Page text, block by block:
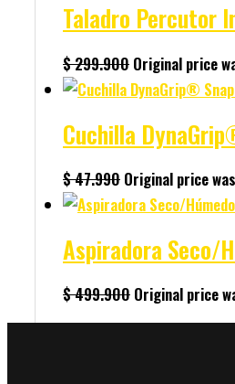
Taladro Percutor
$299.900 Original price
Cuchilla
$47.990 Original price
Aspiradora Seco/
$499.900 Original price